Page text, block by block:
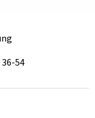
54